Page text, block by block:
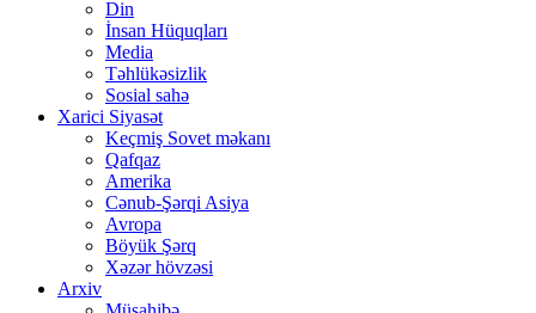
Din
İnsan Hüquqları
Media
Təhlükəsizlik
Sosial sahə
Xarici Siyasət
Keçmiş Sovet məkanı
Qafqaz
Amerika
Cənub-Şərqi Asiya
Avropa
Böyük Şərq
Xəzər hövzəsi
Arxiv